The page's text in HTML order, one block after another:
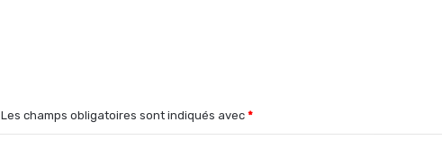
Les champs obligatoires sont indiqués avec *